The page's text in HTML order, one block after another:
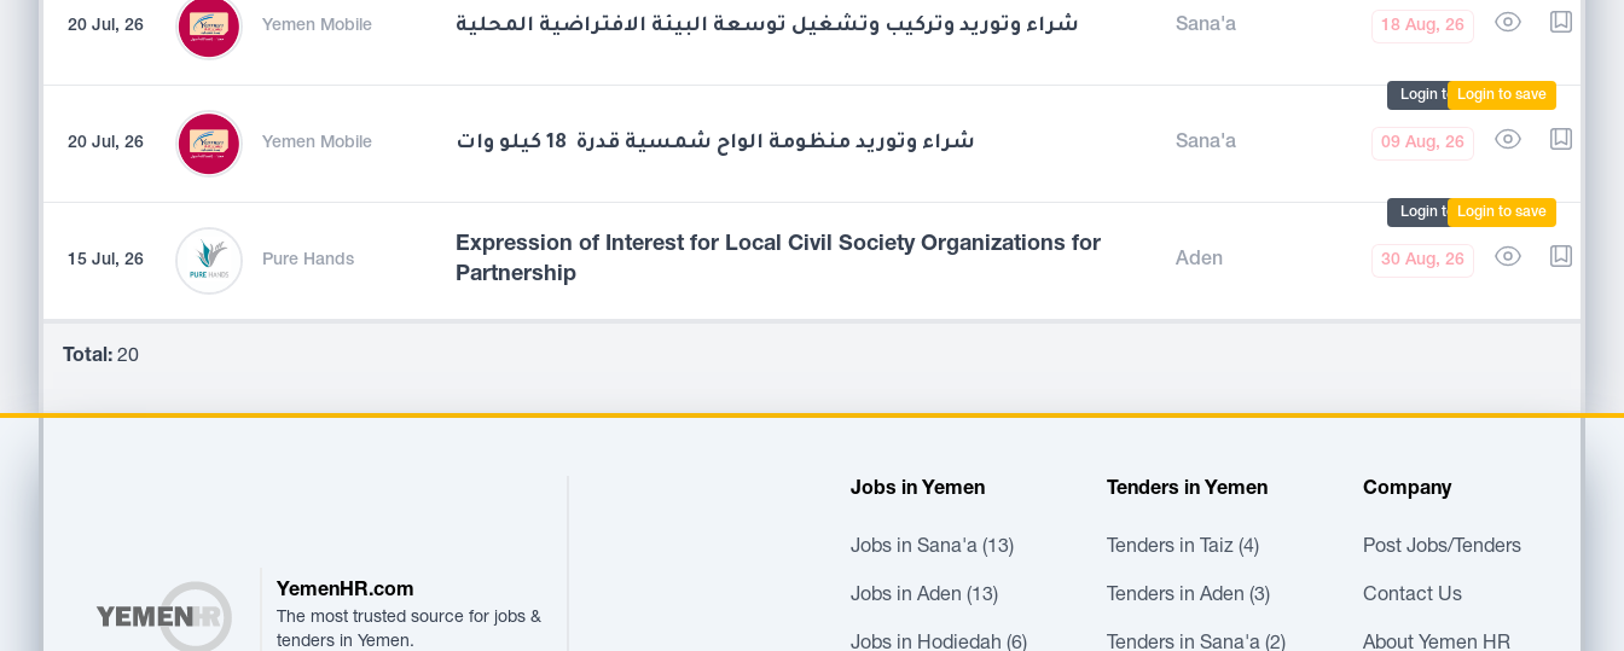
20 Jul, 26 Yemen Mobile شراء وتوريد وتركيب وتشغيل توسعة البيئة الافتراضية المحلية Sana'a 18 Aug, 26
20 Jul, 26 Yemen Mobile شراء وتوريد منظومة الواح شمسية قدرة 18 كيلو وات Sana'a 09 Aug, 26
Login to markLogin to save
15 Jul, 26 Pure Hands
Expression of Interest for Local Civil Society Organizations for
Partnership
Aden 30 Aug, 26
Login to markLogin to save
Total: 20
YemenHR.com
The most trusted source for jobs &
tenders in Yemen.
Jobs in Yemen
Jobs in Sana'a (13)
Jobs in Aden (13)
Jobs in Hodiedah (6)
Tenders in Yemen
Tenders in Taiz (4)
Tenders in Aden (3)
Tenders in Sana'a (2)
Company
Post Jobs/Tenders
Contact Us
About Yemen HR